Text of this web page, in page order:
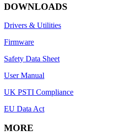
DOWNLOADS
Drivers & Utilities
Firmware
Safety Data Sheet
User Manual
UK PSTI Compliance
EU Data Act
MORE